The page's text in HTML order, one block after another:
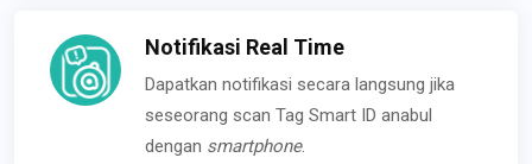
Notifikasi Real Time
Dapatkan notifikasi secara langsung jika
seseorang scan Tag Smart ID anabul
dengan smartphone.